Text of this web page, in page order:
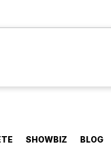
SHOWBIZ BLOG